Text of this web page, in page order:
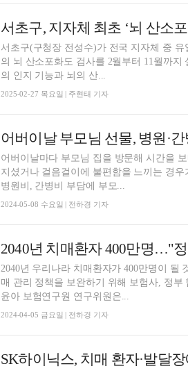
서초구(구청장 전성수)가 전국 지자체 중
의 뇌 산소포화도 검사를 2월부터 11월까지 실시한다고 밝혔다.
의 인지 기능과 뇌의 산...
2025-02-27 목요일 | 주현태 기자
어버이날 부모님 선물, 병원·
어버이날마다 부모님 집을 방문해 시간을
지셨거나 걸음걸이에 불편함을 느끼는 경
병원비, 간병비 부담에 부모...
2024-05-08 수요일 | 전하경 기자
2040년 우리나라 치매환자가 400만명이 될
매 관리 정책을 보완하기 위해 보험사, 정
윤아 보험연구원 연구위원은...
2024-04-05 금요일 | 전하경 기자